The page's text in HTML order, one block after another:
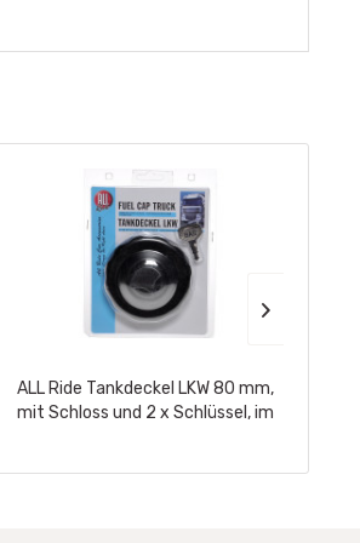
ALL Ride Tankdeckel LKW 80 mm,
mit Schloss und 2 x Schlüssel, im